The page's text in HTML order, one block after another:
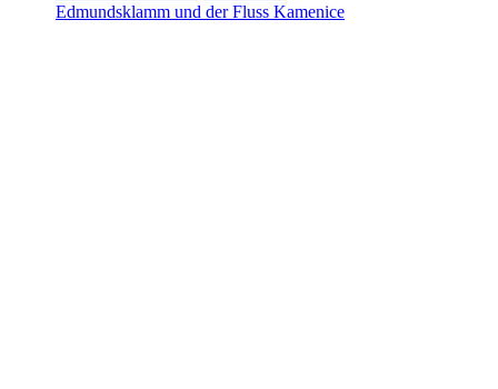
Edmundsklamm und der Fluss Kamenice